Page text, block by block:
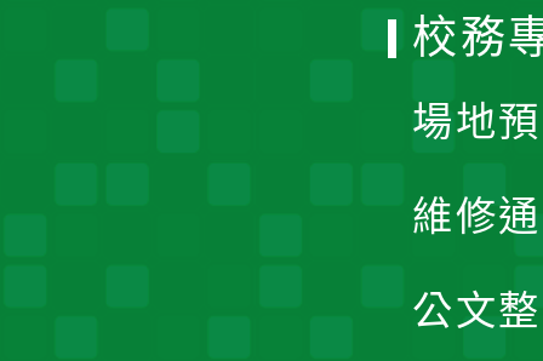
校務
場地
維修
公文